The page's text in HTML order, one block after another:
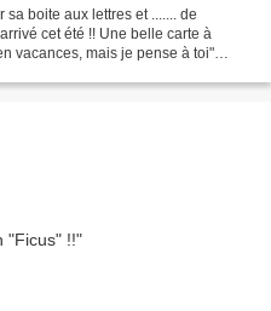
boite aux lettres et ....... de
cet été !! Une belle carte à
vacances, mais je pense à toi"